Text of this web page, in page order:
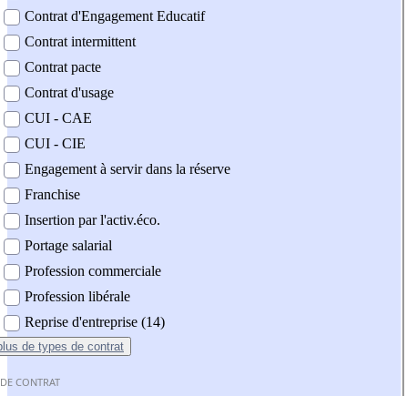
Contrat d'Engagement Educatif
Contrat intermittent
Contrat pacte
Contrat d'usage
CUI - CAE
CUI - CIE
Engagement à servir dans la réserve
Franchise
Insertion par l'activ.éco.
Portage salarial
Profession commerciale
Profession libérale
Reprise d'entreprise (14)
de types de contrat
CONTRAT